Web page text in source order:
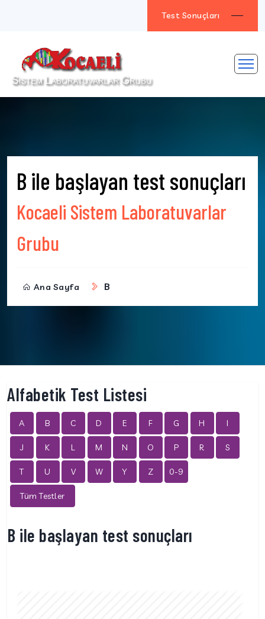
Test Sonuçları
B ile başlayan test sonuçları
Kocaeli Sistem Laboratuvarlar
Grubu
Ana Sayfa B
Alfabetik Test Listesi
A B C D E F G H I
J K L M N O P R S
T U V W Y Z 0-9
Tüm Testler
B ile başlayan test sonuçları